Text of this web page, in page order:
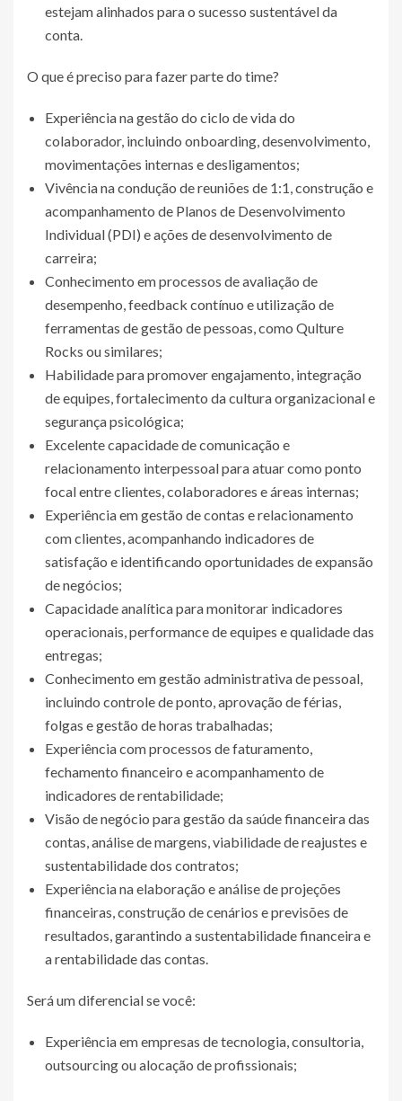
estejam alinhados para o sucesso sustentável da
conta.
O que é preciso para fazer parte do time?
Experiência na gestão do ciclo de vida do
colaborador, incluindo onboarding, desenvolvimento,
movimentações internas e desligamentos;
Vivência na condução de reuniões de 1:1, construção e
acompanhamento de Planos de Desenvolvimento
Individual (PDI) e ações de desenvolvimento de
carreira;
Conhecimento em processos de avaliação de
desempenho, feedback contínuo e utilização de
ferramentas de gestão de pessoas, como Qulture
Rocks ou similares;
Habilidade para promover engajamento, integração
de equipes, fortalecimento da cultura organizacional e
segurança psicológica;
Excelente capacidade de comunicação e
relacionamento interpessoal para atuar como ponto
focal entre clientes, colaboradores e áreas internas;
Experiência em gestão de contas e relacionamento
com clientes, acompanhando indicadores de
satisfação e identificando oportunidades de expansão
de negócios;
Capacidade analítica para monitorar indicadores
operacionais, performance de equipes e qualidade das
entregas;
Conhecimento em gestão administrativa de pessoal,
incluindo controle de ponto, aprovação de férias,
folgas e gestão de horas trabalhadas;
Experiência com processos de faturamento,
fechamento financeiro e acompanhamento de
indicadores de rentabilidade;
Visão de negócio para gestão da saúde financeira das
contas, análise de margens, viabilidade de reajustes e
sustentabilidade dos contratos;
Experiência na elaboração e análise de projeções
financeiras, construção de cenários e previsões de
resultados, garantindo a sustentabilidade financeira e
a rentabilidade das contas.
Será um diferencial se você:
Experiência em empresas de tecnologia, consultoria,
outsourcing ou alocação de profissionais;